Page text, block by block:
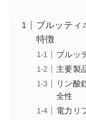
ブルッティ
特徴
ブルッ
主要製
リン酸
全性
電力リ